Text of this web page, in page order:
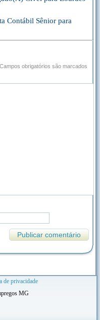
Contábil Sênior para
Campos obrigatórios são marcados
de privacidade
MG